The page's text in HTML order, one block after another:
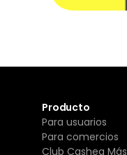
Producto
Para usuarios
Para comercios
Club Cashea Más